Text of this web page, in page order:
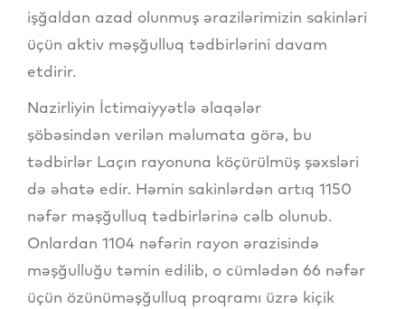
işğaldan azad olunmuş ərazilərimizin sakinləri
üçün aktiv məşğulluq tədbirlərini davam
etdirir.
Nazirliyin İctimaiyyətlə əlaqələr
şöbəsindən verilən məlumata görə, bu
tədbirlər Laçın rayonuna köçürülmüş şəxsləri
də əhatə edir. Həmin sakinlərdən artıq 1150
nəfər məşğulluq tədbirlərinə cəlb olunub.
Onlardan 1104 nəfərin rayon ərazisində
məşğulluğu təmin edilib, o cümlədən 66 nəfər
üçün özünüməşğulluq proqramı üzrə kiçik